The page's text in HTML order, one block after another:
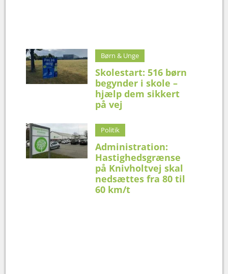
Børn & Unge
Skolestart: 516 børn
begynder i skole –
hjælp dem sikkert
på vej
Politik
Administration:
Hastighedsgrænse
på Knivholtvej skal
nedsættes fra 80 til
60 km/t